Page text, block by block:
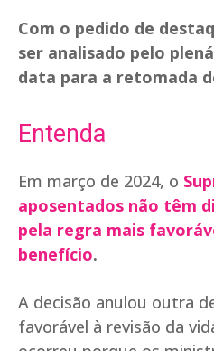
Com o pedido de
ser analisado pelo
data para a retomada
Entenda
Em março de 2024, o
aposentados não têm
pela regra mais
benefício.
A decisão anulou outra
favorável à revisão da